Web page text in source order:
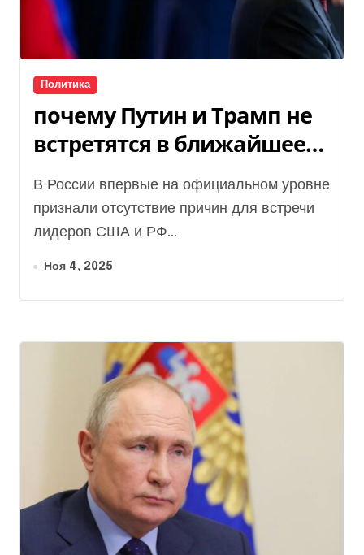
Политика
почему Путин и Трамп не
встретятся в ближайшее
время
В России впервые на официальном уровне
признали отсутствие причин для встречи
лидеров США и РФ...
Ноя 4, 2025